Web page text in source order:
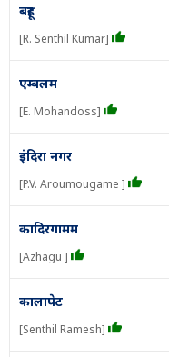
बहूर
[R. Senthil Kumar]
एम्बलम
[E. Mohandoss]
इंदिरा नगर
[P.V. Aroumougame ]
कादिरगामम
[Azhagu ]
कालापेट
[Senthil Ramesh]